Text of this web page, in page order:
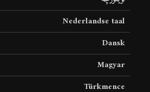
Nederlandse taal
Dansk
Magyar
Türkmence